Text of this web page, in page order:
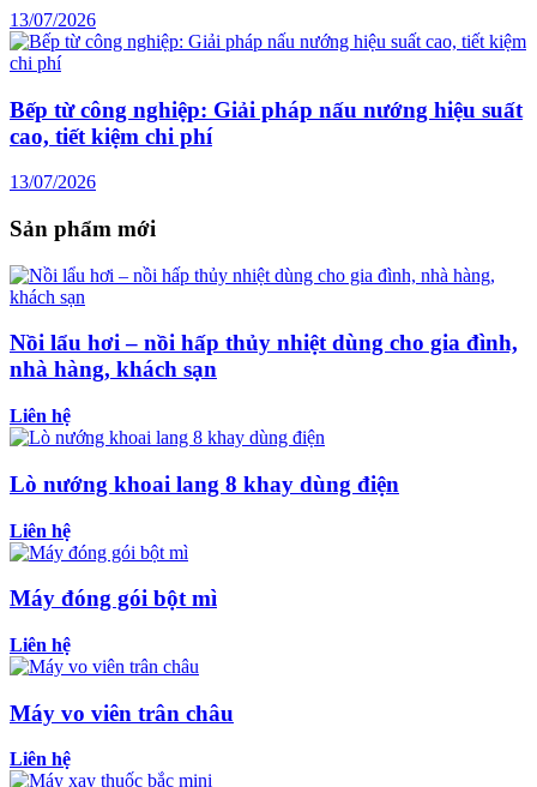
13/07/2026
Bếp từ công nghiệp: Giải pháp nấu nướng hiệu suất
cao, tiết kiệm chi phí
13/07/2026
Sản phẩm mới
Nồi lẩu hơi – nồi hấp thủy nhiệt dùng cho gia đình,
nhà hàng, khách sạn
Liên hệ
Lò nướng khoai lang 8 khay dùng điện
Liên hệ
Máy đóng gói bột mì
Liên hệ
Máy vo viên trân châu
Liên hệ